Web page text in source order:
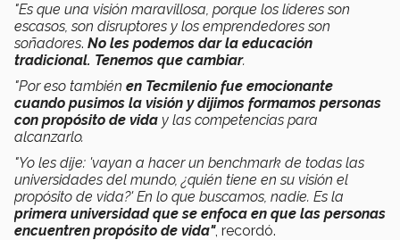
"Es que una visión maravillosa, porque los líderes son
escasos, son disruptores y los emprendedores son
soñadores. No les podemos dar la educación
tradicional. Tenemos que cambiar.
"Por eso también en Tecmilenio fue emocionante
cuando pusimos la visión y dijimos formamos personas
con propósito de vida y las competencias para
alcanzarlo.
"Yo les dije: 'vayan a hacer un benchmark de todas las
universidades del mundo, ¿quién tiene en su visión el
propósito de vida?' En lo que buscamos, nadie. Es la
primera universidad que se enfoca en que las personas
encuentren propósito de vida", recordó.